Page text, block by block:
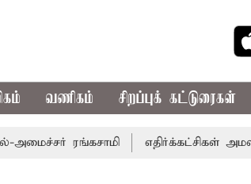
வணிகம் சிறப்புக் கட்டுரைகள்
ரங்கசாமி எதிர்க்கட்சிகள் அமளி: